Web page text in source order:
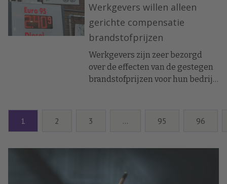
Werkgevers willen alleen
gerichte compensatie
brandstofprijzen
Werkgevers zijn zeer bezorgd
over de effecten van de gestegen
brandstofprijzen voor hun bedrijf
van werkgeversvereniging AWVN.
1 2 3 … 95 96